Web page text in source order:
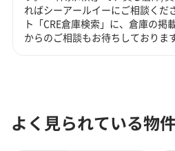
ればシーアールイーにご相談くだ
ト「CRE倉庫検索」に、倉庫の掲
からのご相談もお待ちしております
よく見られている物